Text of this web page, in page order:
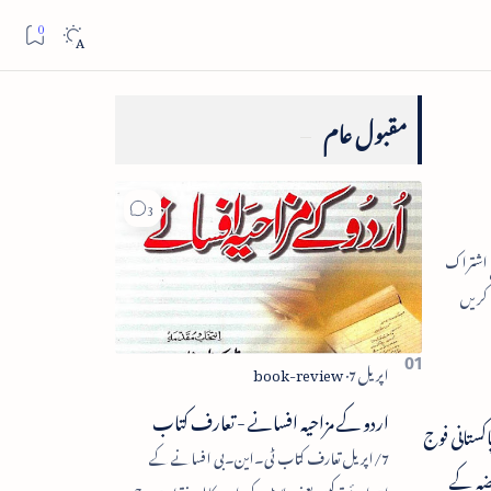
کردیا جو پاکستانی فوج
کے
مقبول عام
اردو کے مزاحیہ افسانے - تعارف کتاب
7/اپریل تعارف کتاب ٹی۔این۔بی افسانے کے